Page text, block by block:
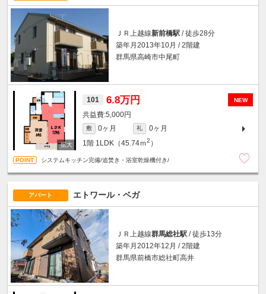
ＪＲ上越線新前橋駅 / 徒歩28分
築年月2013年10月 / 2階建
群馬県高崎市中尾町
NEW
101 6.8万円
5,000円
敷 0ヶ月 礼
0ヶ月
1階 1LDK（45.74ｍ2 ）
システムキッチン完備/追焚き・浴室乾燥機付き/
アパート エトワール・ベガ
ＪＲ上越線群馬総社駅 / 徒歩13分
築年月2012年12月 / 2階建
群馬県前橋市総社町高井